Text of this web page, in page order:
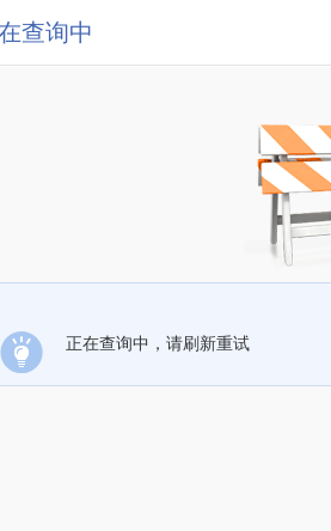
查询中
正在查询中，请刷新重试